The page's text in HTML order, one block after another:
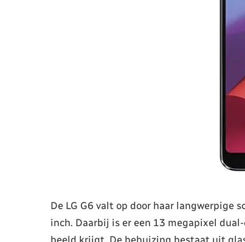
De LG G6 valt op door haar langwerpige
inch. Daarbij is er een 13 megapixel
beeld krijgt. De behuizing bestaat uit